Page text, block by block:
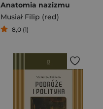
Anatomia nazizmu
Musiał Filip (red)
8,0 (1)